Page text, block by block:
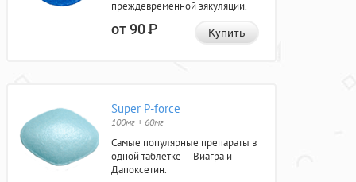
преждевременной эякуляции.
от 90Р Купить
Super P-force
100мг + 60мг
Самые популярные препараты в
одной таблетке — Виагра и
Дапоксетин.